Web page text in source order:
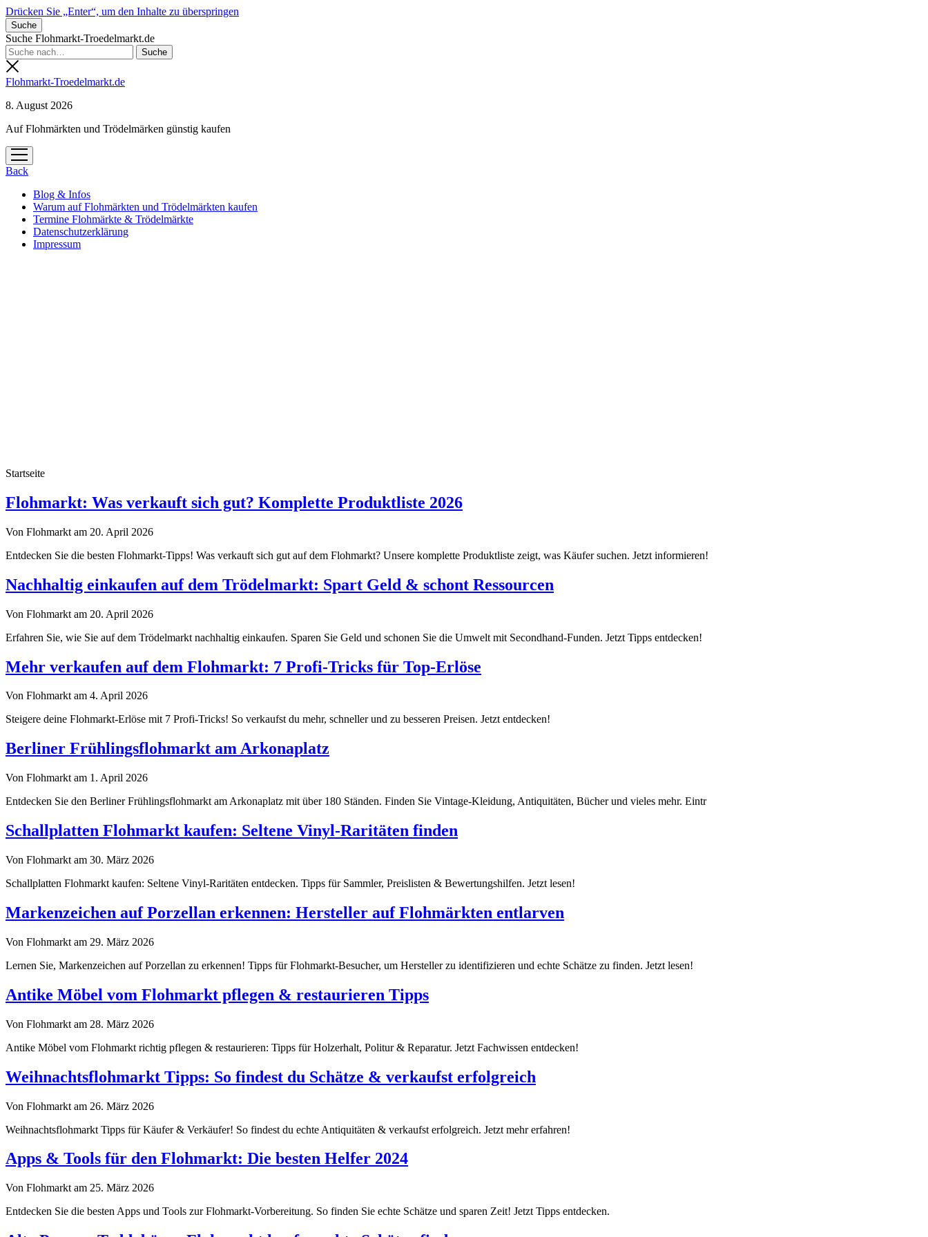
Drücken Sie „Enter“, um den Inhalte zu überspringen
Suche
Suche Flohmarkt-Troedelmarkt.de
Flohmarkt-Troedelmarkt.de
8. August 2026
Auf Flohmärkten und Trödelmärken günstig kaufen
Menü
öffnen
Back
Blog & Infos
Warum auf Flohmärkten und Trödelmärkten kaufen
Termine Flohmärkte & Trödelmärkte
Datenschutzerklärung
Impressum
Startseite
Flohmarkt-
Flohmarkt: Was verkauft sich gut? Komplette Produktliste 2026
Von Flohmarkt am 20. April 2026
Entdecken Sie die besten Flohmarkt-Tipps! Was verkauft sich gut auf dem Flohmarkt? Unsere komplette Produktliste zeigt, was Käufer suchen. Jetzt informieren!
Nachhaltig einkaufen auf dem Trödelmarkt: Spart Geld & schont Ressourcen
Von Flohmarkt am 20. April 2026
Erfahren Sie, wie Sie auf dem Trödelmarkt nachhaltig einkaufen. Sparen Sie Geld und schonen Sie die Umwelt mit Secondhand-Funden. Jetzt Tipps entdecken!
Mehr verkaufen auf dem Flohmarkt: 7 Profi-Tricks für Top-Erlöse
Von Flohmarkt am 4. April 2026
Steigere deine Flohmarkt-Erlöse mit 7 Profi-Tricks! So verkaufst du mehr, schneller und zu besseren Preisen. Jetzt entdecken!
Berliner Frühlingsflohmarkt am Arkonaplatz
Von Flohmarkt am 1. April 2026
Entdecken Sie den Berliner Frühlingsflohmarkt am Arkonaplatz mit über 180 Ständen. Finden Sie Vintage-Kleidung, Antiquitäten, Bücher und vieles mehr. Eintr
Schallplatten Flohmarkt kaufen: Seltene Vinyl-Raritäten finden
Von Flohmarkt am 30. März 2026
Schallplatten Flohmarkt kaufen: Seltene Vinyl-Raritäten entdecken. Tipps für Sammler, Preislisten & Bewertungshilfen. Jetzt lesen!
Markenzeichen auf Porzellan erkennen: Hersteller auf Flohmärkten entlarven
Von Flohmarkt am 29. März 2026
Lernen Sie, Markenzeichen auf Porzellan zu erkennen! Tipps für Flohmarkt-Besucher, um Hersteller zu identifizieren und echte Schätze zu finden. Jetzt lesen!
Antike Möbel vom Flohmarkt pflegen & restaurieren Tipps
Von Flohmarkt am 28. März 2026
Antike Möbel vom Flohmarkt richtig pflegen & restaurieren: Tipps für Holzerhalt, Politur & Reparatur. Jetzt Fachwissen entdecken!
Weihnachtsflohmarkt Tipps: So findest du Schätze & verkaufst erfolgreich
Von Flohmarkt am 26. März 2026
Weihnachtsflohmarkt Tipps für Käufer & Verkäufer! So findest du echte Antiquitäten & verkaufst erfolgreich. Jetzt mehr erfahren!
Apps & Tools für den Flohmarkt: Die besten Helfer 2024
Von Flohmarkt am 25. März 2026
Entdecken Sie die besten Apps und Tools zur Flohmarkt-Vorbereitung. So finden Sie echte Schätze und sparen Zeit! Jetzt Tipps entdecken.